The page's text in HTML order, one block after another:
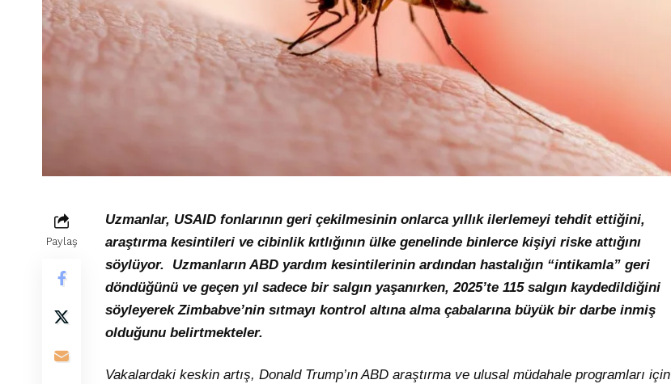
Paylaş
Uzmanlar, USAID fonlarının geri çekilmesinin onlarca yıllık ilerlemeyi tehdit ettiğini,
araştırma kesintileri ve cibinlik kıtlığının ülke genelinde binlerce kişiyi riske attığını
söylüyor. Uzmanların ABD yardım kesintilerinin ardından hastalığın “intikamla” geri
döndüğünü ve geçen yıl sadece bir salgın yaşanırken, 2025’te 115 salgın kaydedildiğini
söyleyerek Zimbabve’nin sıtmayı kontrol altına alma çabalarına büyük bir darbe inmiş
olduğunu belirtmekteler.
Vakalardaki keskin artış, Donald Trump’ın ABD araştırma ve ulusal müdahale programları için